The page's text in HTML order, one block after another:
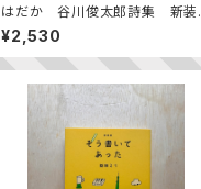
はだか 谷川俊太郎詩集 新装
版
¥2,530